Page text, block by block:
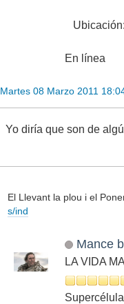
En línea
Martes 08 Marzo 2011
Yo diría que son de
El Llevant la plou i el
s/ind
Mance
LA VIDA
Supercélula